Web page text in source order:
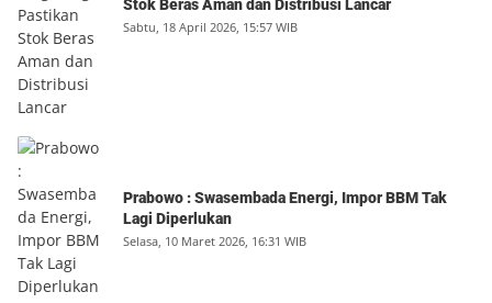
Stok Beras Aman dan Distribusi Lancar
Sabtu, 18 April 2026, 15:57 WIB
Prabowo : Swasembada Energi, Impor BBM Tak
Lagi Diperlukan
Selasa, 10 Maret 2026, 16:31 WIB